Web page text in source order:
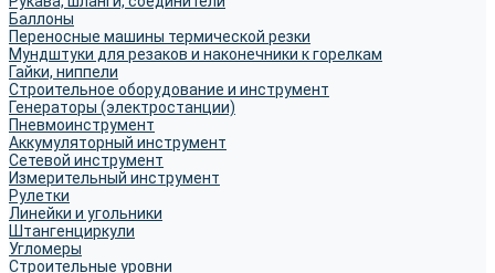
Баллоны
Переносные машины термической резки
Мундштуки для резаков и наконечники к горелкам
Гайки, ниппели
Строительное оборудование и инструмент
Генераторы (электростанции)
Пневмоинструмент
Аккумуляторный инструмент
Сетевой инструмент
Измерительный инструмент
Рулетки
Линейки и угольники
Штангенциркули
Угломеры
Строительные уровни